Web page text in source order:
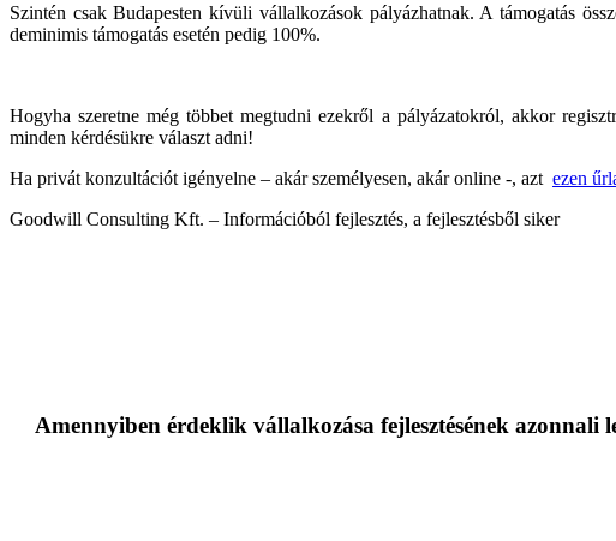
Szintén csak Budapesten kívüli vállalkozások pályázhatnak. A támogatás
deminimis támogatás esetén pedig 100%.
Hogyha szeretne még többet megtudni ezekről a pályázatokról, akkor
minden kérdésükre választ adni!
Ha privát konzultációt igényelne – akár személyesen, akár online -, azt ezen
Goodwill Consulting Kft. – Információból fejlesztés, a fejlesztésből siker
Amennyiben érdeklik vállalkozása fejlesztésének azonnali